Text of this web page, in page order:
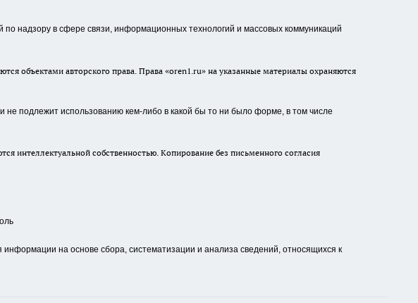
надзору в сфере связи, информационных технологий и массовых коммуникаций
объектами авторского права. Права «oren1.ru» на указанные материалы охраняются
подлежит использованию кем-либо в какой бы то ни было форме, в том числе
интеллектуальной собственностью. Копирование без письменного согласия
на основе сбора, систематизации и анализа сведений, относящихся к